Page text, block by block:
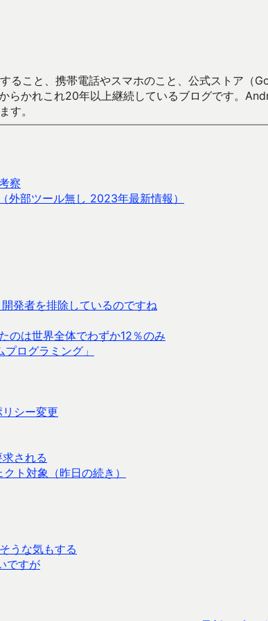
ること、携帯電話やスマホのこと、公式ストア（
らかれこれ20年以上継続しているブログです。
す。
察
部ツール無し 2023年最新情報）
発者を排除しているのですね
のは世界全体でわずか12％のみ
ログラミング」
シー変更
される
ト対象（昨日の続き）
うな気もする
ですが